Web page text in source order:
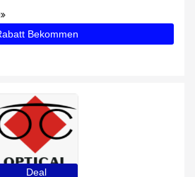
Bekommen
Deal